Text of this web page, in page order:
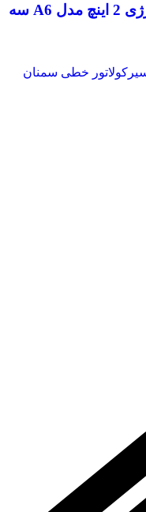
پمپ سیرکولاتور خطی سمنان انرژی 2 اینچ مدل A6 سه
خطی سمنان